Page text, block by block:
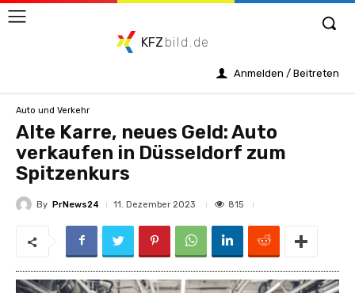
KFZ bild.de
Anmelden / Beitreten
Auto und Verkehr
Alte Karre, neues Geld: Auto
verkaufen in Düsseldorf zum
Spitzenkurs
By PrNews24 11. Dezember 2023 815